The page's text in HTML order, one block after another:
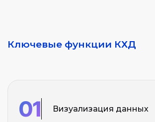
Ключевые функции КХД
01 Визуализация данных